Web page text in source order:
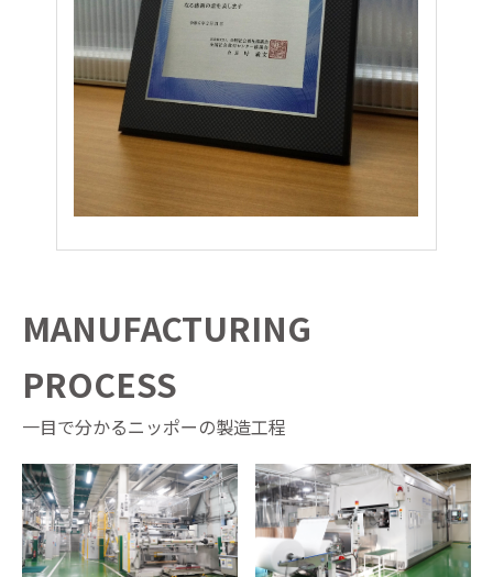
MANUFACTURING
PROCESS
一目で分かるニッポーの製造工程